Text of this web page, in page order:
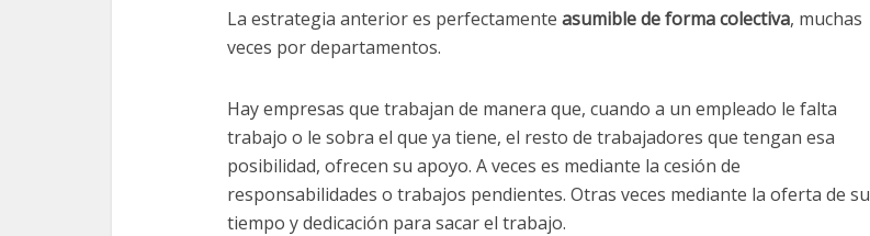
La estrategia anterior es perfectamente asumible de forma colectiva, muchas
veces por departamentos.
Hay empresas que trabajan de manera que, cuando a un empleado le falta
trabajo o le sobra el que ya tiene, el resto de trabajadores que tengan esa
posibilidad, ofrecen su apoyo. A veces es mediante la cesión de
responsabilidades o trabajos pendientes. Otras veces mediante la oferta de su
tiempo y dedicación para sacar el trabajo.